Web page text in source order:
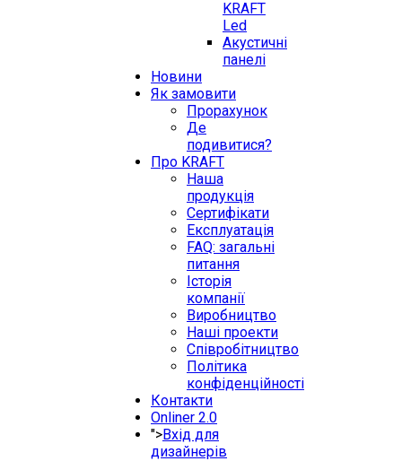
KRAFT
Led
Акустичні
панелі
Новини
Як замовити
Прорахунок
Де
подивитися?
Про KRAFT
Наша
продукція
Сертифікати
Експлуатація
FAQ: загальні
питання
Історія
компанії
Виробництво
Наші проекти
Співробітництво
Політика
конфіденційності
Контакти
Onliner 2.0
">Вхід для
дизайнерів